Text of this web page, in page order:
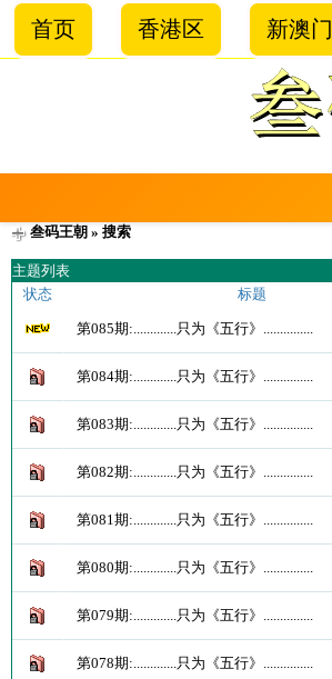
首页 香港区 新澳门
叁码王朝 » 搜索
主题列表
状态
标题
第085期:.............只为《五行》...............
第084期:.............只为《五行》...............
第083期:.............只为《五行》...............
第082期:.............只为《五行》...............
第081期:.............只为《五行》...............
第080期:.............只为《五行》...............
第079期:.............只为《五行》...............
第078期:.............只为《五行》...............